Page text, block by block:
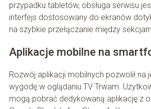
przypadku tabletów, obsługa serwisu
interfejs dostosowany do ekranów
na szybkie przełączanie między
Aplikacje mobilne na
Rozwój aplikacji mobilnych pozwolił na
wygodę w oglądaniu TV Trwam.
mogą pobrać dedykowaną aplikację z